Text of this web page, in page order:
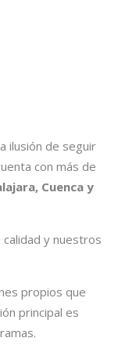
ilusión de seguir
con más de
Cuenca y
y nuestros
propios que
principal es